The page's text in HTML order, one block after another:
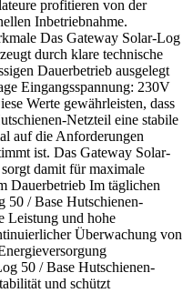
profitieren von der
Inbetriebnahme.
Das Gateway Solar-Log
durch klare technische
Dauerbetrieb ausgelegt
Eingangsspannung: 230V
Werte gewährleisten, dass
Netzteil eine stabile
auf die Anforderungen
ist. Das Gateway Solar-
damit für maximale
Dauerbetrieb Im täglichen
50 / Base Hutschienen-
Leistung und hohe
Überwachung von
50 / Base Hutschienen-
und schützt